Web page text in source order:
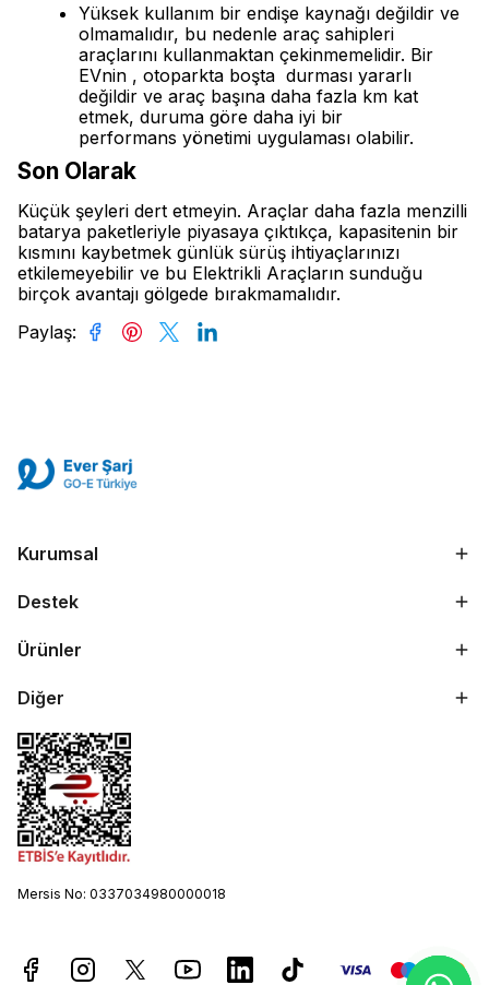
Yüksek kullanım bir endişe kaynağı değildir ve
olmamalıdır, bu nedenle araç sahipleri
araçlarını kullanmaktan çekinmemelidir. Bir
EVnin , otoparkta boşta durması yararlı
değildir ve araç başına daha fazla km kat
etmek, duruma göre daha iyi bir
performans yönetimi uygulaması olabilir.
Son Olarak
Küçük şeyleri dert etmeyin. Araçlar daha fazla menzilli
batarya paketleriyle piyasaya çıktıkça, kapasitenin bir
kısmını kaybetmek günlük sürüş ihtiyaçlarınızı
etkilemeyebilir ve bu Elektrikli Araçların sunduğu
birçok avantajı gölgede bırakmamalıdır.
Paylaş:
Kurumsal
Destek
Ürünler
Diğer
Mersis No: 0337034980000018